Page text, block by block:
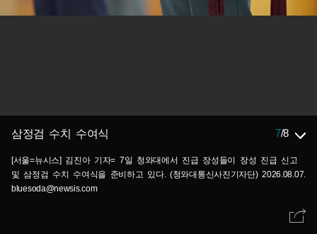
삼정검 수치 수여식 7/8
[서울=뉴시스] 김진아 기자= 7일 청와대에서 진급 장성들이 장성 진급 신고
및 삼정검 수치 수여식을 준비하고 있다. (청와대통신사진기자단) 2026.08.07.
bluesoda@newsis.com